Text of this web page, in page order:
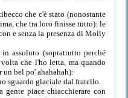
che c'è stato (nonostante
che tra loro finisse tutto): le
e senza la presenza di Molly
assoluto (soprattutto perché
che l'ho letta, ma quando
un bel po' ahahahah):
sguardo glaciale dal fratello.
piace chiacchierare con